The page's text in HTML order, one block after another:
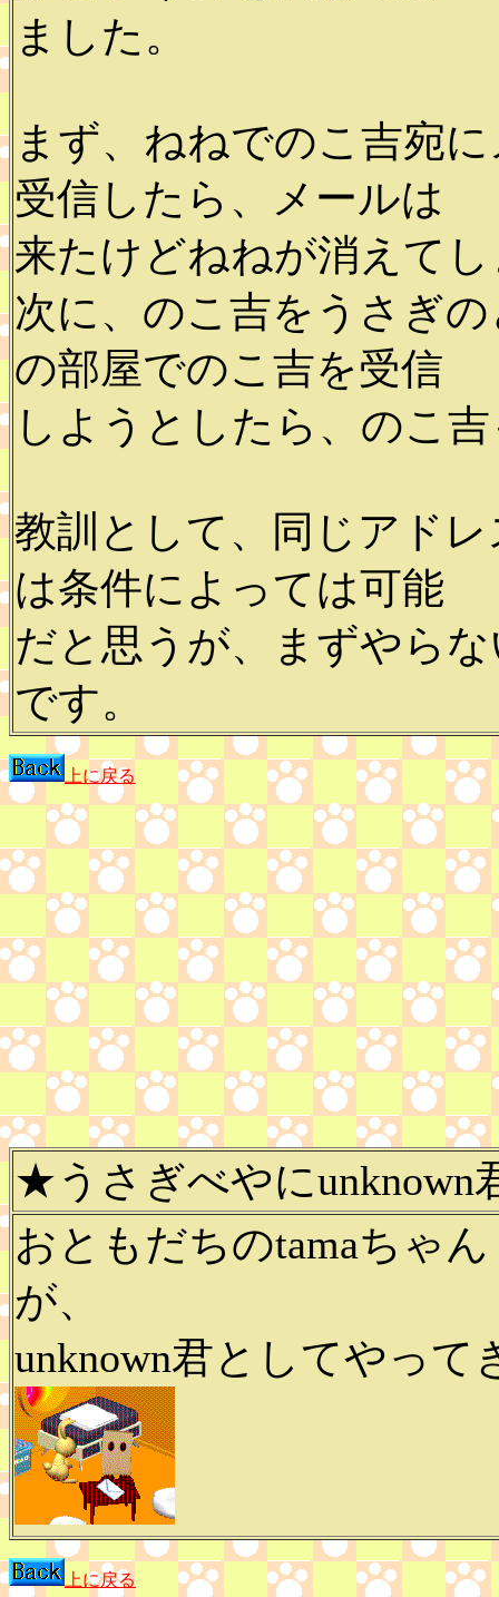
ました。
まず、ねねでのこ吉宛
受信したら、メールは
来たけどねねが消えて
次に、のこ吉をうさぎ
の部屋でのこ吉を受信
しようとしたら、のこ
教訓として、同じアド
は条件によっては可能
だと思うが、まずやら
です。
上に戻る
★うさぎべやにunknown
おともだちのtamaちゃ
が、
unknown君としてやって
上に戻る